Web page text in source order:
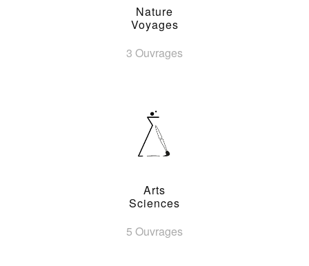
Nature
Voyages
3 Ouvrages
Arts
Sciences
5 Ouvrages